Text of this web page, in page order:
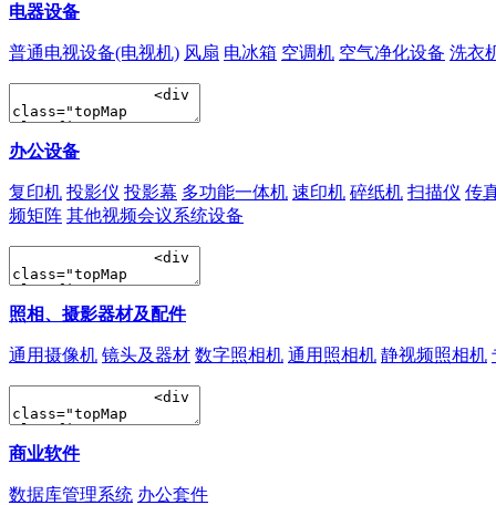
电器设备
普通电视设备(电视机) 风扇 电冰箱 空调机 空气净化设备 洗衣
办公设备
复印机 投影仪 投影幕 多功能一体机 速印机 碎纸机 扫描仪 传
频矩阵 其他视频会议系统设备
照相、摄影器材及配件
通用摄像机 镜头及器材 数字照相机 通用照相机 静视频照相机
商业软件
数据库管理系统 办公套件